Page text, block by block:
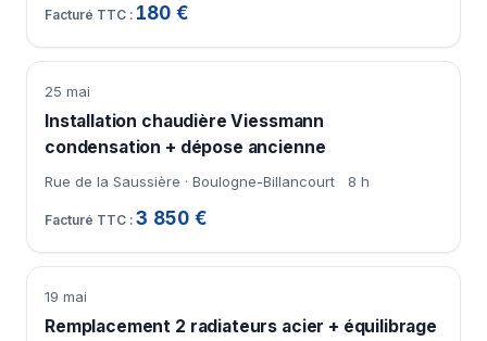
180 €
25 mai
Installation chaudière Viessmann
condensation + dépose ancienne
Rue de la Saussière · Boulogne-Billancourt 8 h
3 850 €
19 mai
Remplacement 2 radiateurs acier + équilibrage